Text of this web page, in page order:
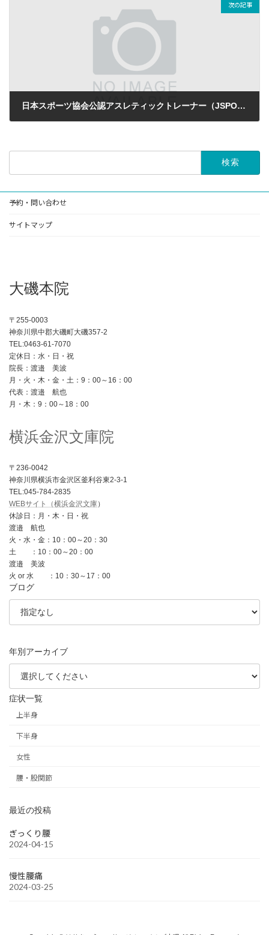
次の記事
日本スポーツ協会公認アスレティックトレーナー（JSPO-AT）
予約・問い合わせ
サイトマップ
大磯本院
〒255-0003
神奈川県中郡大磯町大磯357-2
TEL:0463-61-7070
定休日：水・日・祝
院長：渡邉 美波
月・火・木・金・土：9：00～16：00
代表：渡邉 航也
月・木：9：00～18：00
横浜金沢文庫院
〒236-0042
神奈川県横浜市金沢区釜利谷東2-3-1
TEL:045-784-2835
WEBサイト（横浜金沢文庫）
休診日：月・木・日・祝
渡邉 航也
火・水・金：10：00～20：30
土 ：10：00～20：00
渡邉 美波
火 or 水 ：10：30～17：00
ブログ
年別アーカイブ
症状一覧
上半身
下半身
女性
腰・股関節
最近の投稿
ぎっくり腰
2024-04-15
慢性腰痛
2024-03-25